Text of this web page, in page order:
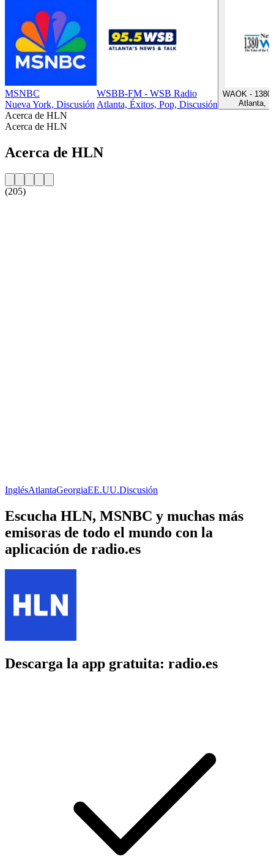
MSNBC
Nueva York, Discusión
WSBB-FM - WSB Radio
Atlanta, Éxitos, Pop, Discusión
WAOK -
Atlanta,
Acerca de HLN
Acerca de HLN
Acerca de HLN
(205)
InglésAtlantaGeorgiaEE.UU.Discusión
Escucha HLN, MSNBC y muchas más
emisoras de todo el mundo con la
aplicación de radio.es
Descarga la app gratuita: radio.es